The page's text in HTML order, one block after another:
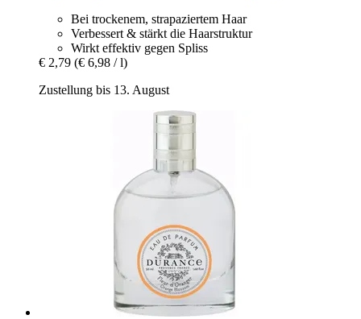
Bei trockenem, strapaziertem Haar
Verbessert & stärkt die Haarstruktur
Wirkt effektiv gegen Spliss
€ 2,79 (€ 6,98 / l)
Zustellung bis 13. August